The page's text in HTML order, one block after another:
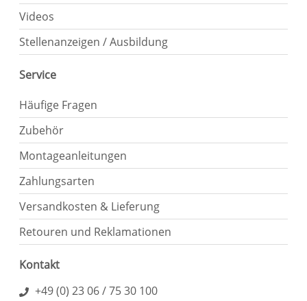
Videos
Stellenanzeigen / Ausbildung
Service
Häufige Fragen
Zubehör
Montageanleitungen
Zahlungsarten
Versandkosten & Lieferung
Retouren und Reklamationen
Kontakt
+49 (0) 23 06 / 75 30 100